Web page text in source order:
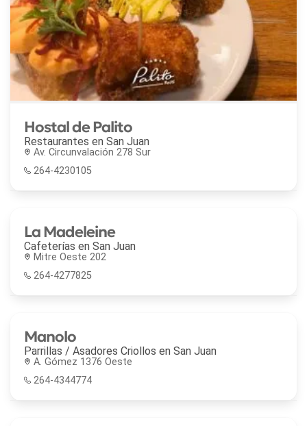
Hostal de Palito
Restaurantes en San Juan
Av. Circunvalación 278 Sur
264-4230105
La Madeleine
Cafeterías en San Juan
Mitre Oeste 202
264-4277825
Manolo
Parrillas / Asadores Criollos en San Juan
A. Gómez 1376 Oeste
264-4344774